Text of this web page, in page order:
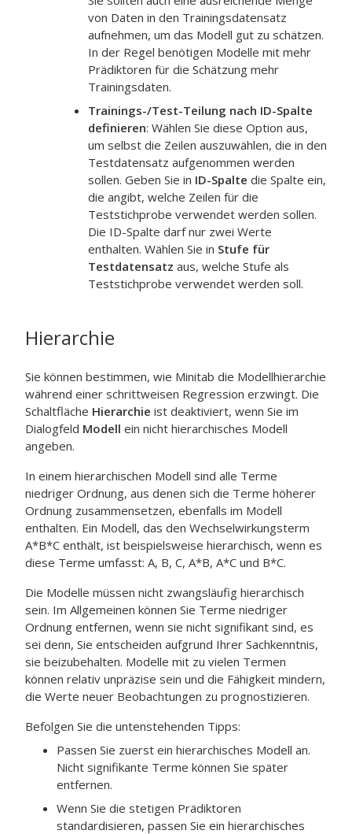
von Daten in den Trainingsdatensatz
aufnehmen, um das Modell gut zu schätzen.
In der Regel benötigen Modelle mit mehr
Prädiktoren für die Schätzung mehr
Trainingsdaten.
Trainings-/Test-Teilung nach ID-Spalte
definieren: Wählen Sie diese Option aus,
um selbst die Zeilen auszuwählen, die in den
Testdatensatz aufgenommen werden
sollen. Geben Sie in ID-Spalte die Spalte ein,
die angibt, welche Zeilen für die
Teststichprobe verwendet werden sollen.
Die ID-Spalte darf nur zwei Werte
enthalten. Wählen Sie in Stufe für
Testdatensatz aus, welche Stufe als
Teststichprobe verwendet werden soll.
Hierarchie
Sie können bestimmen, wie Minitab die Modellhierarchie
während einer schrittweisen Regression erzwingt. Die
Schaltfläche Hierarchie ist deaktiviert, wenn Sie im
Dialogfeld Modell ein nicht hierarchisches Modell
angeben.
In einem hierarchischen Modell sind alle Terme
niedriger Ordnung, aus denen sich die Terme höherer
Ordnung zusammensetzen, ebenfalls im Modell
enthalten. Ein Modell, das den Wechselwirkungsterm
A*B*C enthält, ist beispielsweise hierarchisch, wenn es
diese Terme umfasst: A, B, C, A*B, A*C und B*C.
Die Modelle müssen nicht zwangsläufig hierarchisch
sein. Im Allgemeinen können Sie Terme niedriger
Ordnung entfernen, wenn sie nicht signifikant sind, es
sei denn, Sie entscheiden aufgrund Ihrer Sachkenntnis,
sie beizubehalten. Modelle mit zu vielen Termen
können relativ unpräzise sein und die Fähigkeit mindern,
die Werte neuer Beobachtungen zu prognostizieren.
Befolgen Sie die untenstehenden Tipps:
Passen Sie zuerst ein hierarchisches Modell an.
Nicht signifikante Terme können Sie später
entfernen.
Wenn Sie die stetigen Prädiktoren
standardisieren, passen Sie ein hierarchisches